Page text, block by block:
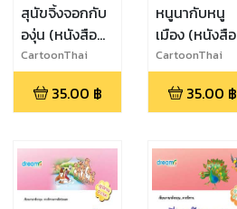
สุนัขจิ้งจอกกับ
องุ่น (หนังสือ
เสียง)
CartoonThai
Studio
35.00 ฿
หนูนากับหนู
เมือง (หนังสือ
เสียง)
CartoonThai
Studio
35.00 ฿